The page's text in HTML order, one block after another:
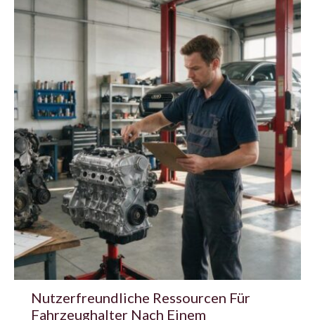
Nutzerfreundliche Ressourcen Für
Fahrzeughalter Nach Einem